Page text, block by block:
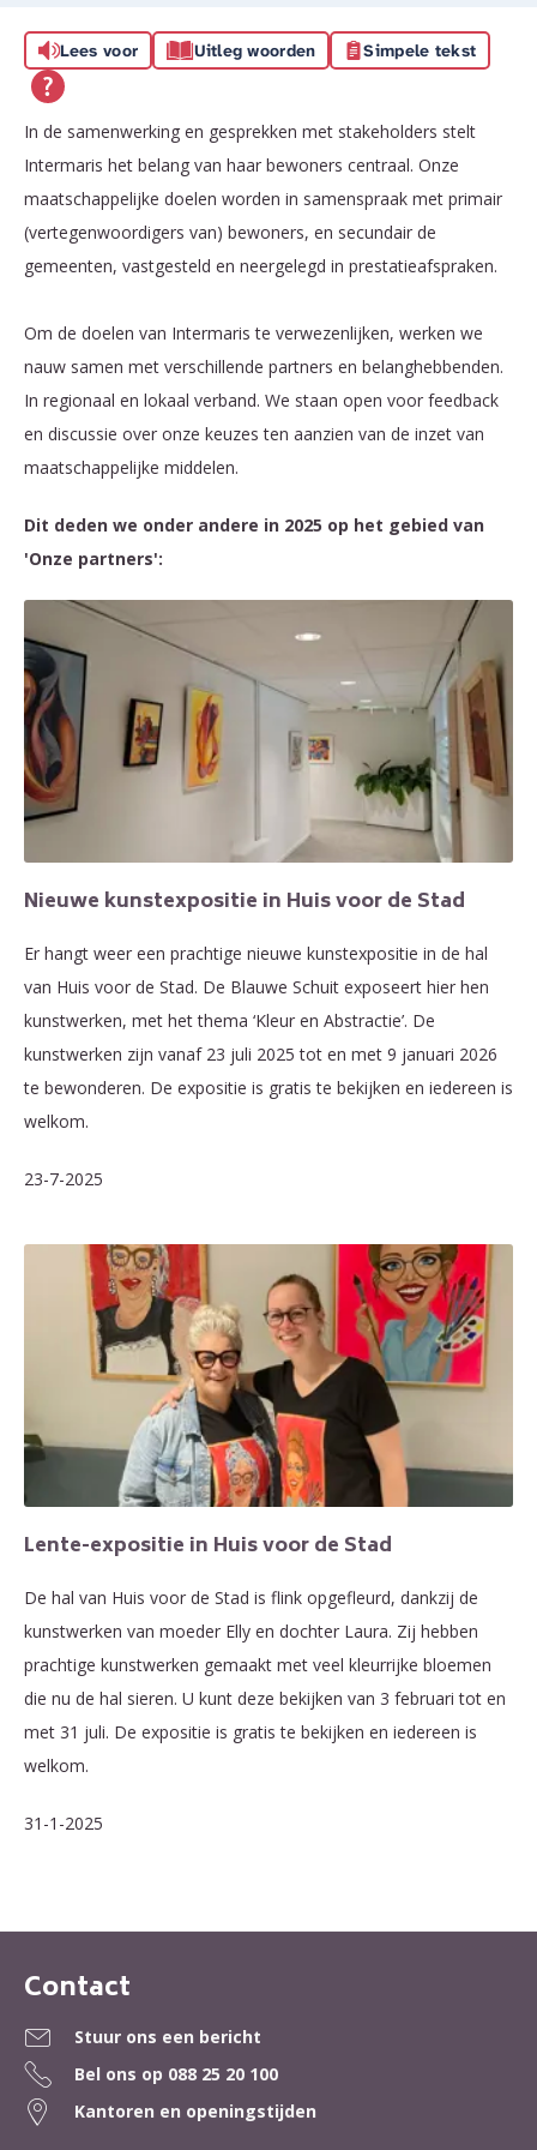
Lees voor Uitleg woorden Simpele tekst
In de samenwerking en gesprekken met stakeholders stelt
Intermaris het belang van haar bewoners centraal. Onze
maatschappelijke doelen worden in samenspraak met primair
(vertegenwoordigers van) bewoners, en secundair de
gemeenten, vastgesteld en neergelegd in prestatieafspraken.
Om de doelen van Intermaris te verwezenlijken, werken we
nauw samen met verschillende partners en belanghebbenden.
In regionaal en lokaal verband. We staan open voor feedback
en discussie over onze keuzes ten aanzien van de inzet van
maatschappelijke middelen.
Dit deden we onder andere in 2025 op het gebied van
'Onze partners':
Nieuwe kunstexpositie in Huis voor de Stad
23-7-2025
Er hangt weer een prachtige nieuwe kunstexpositie in de hal
van Huis voor de Stad. De Blauwe Schuit exposeert hier hen
kunstwerken, met het thema ‘Kleur en Abstractie’. De
kunstwerken zijn vanaf 23 juli 2025 tot en met 9 januari 2026
te bewonderen. De expositie is gratis te bekijken en iedereen is
welkom.
Lente-expositie in Huis voor de Stad
31-1-2025
De hal van Huis voor de Stad is flink opgefleurd, dankzij de
kunstwerken van moeder Elly en dochter Laura. Zij hebben
prachtige kunstwerken gemaakt met veel kleurrijke bloemen
die nu de hal sieren. U kunt deze bekijken van 3 februari tot en
met 31 juli. De expositie is gratis te bekijken en iedereen is
welkom.
Contactinformatie
Contact
Stuur ons een bericht
Bel ons op 088 25 20 100
Kantoren en openingstijden